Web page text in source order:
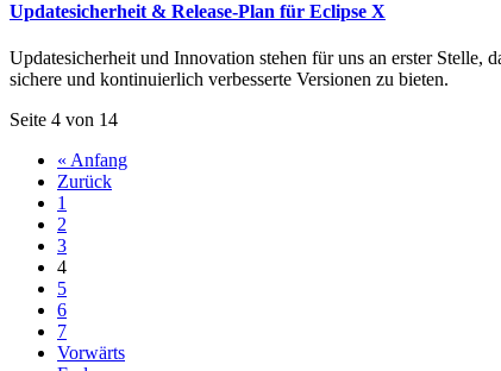
Updatesicherheit & Release-Plan für Eclipse X
Updatesicherheit und Innovation stehen für uns an erster Stelle,
sichere und kontinuierlich verbesserte Versionen zu bieten.
Seite 4 von 14
« Anfang
Zurück
1
2
3
4
5
6
7
Vorwärts